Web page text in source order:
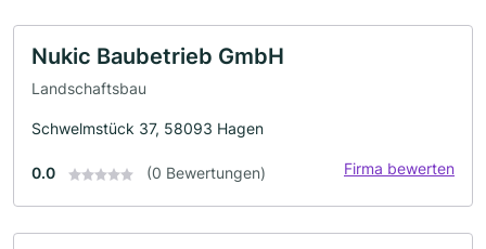
Nukic Baubetrieb GmbH
Landschaftsbau
Schwelmstück 37, 58093 Hagen
0.0 (0 Bewertungen) Firma bewerten